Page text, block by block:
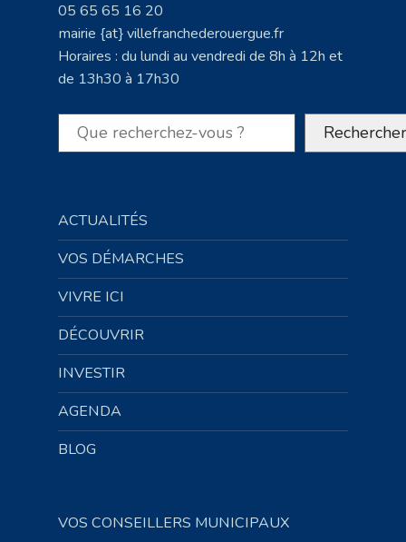
05 65 65 16 20
mairie {at} villefranchederouergue.fr
Horaires : du lundi au vendredi de 8h à 12h et
de 13h30 à 17h30
Rechercher Rechercher
ACTUALITÉS
VOS DÉMARCHES
VIVRE ICI
DÉCOUVRIR
INVESTIR
AGENDA
BLOG
VOS CONSEILLERS MUNICIPAUX